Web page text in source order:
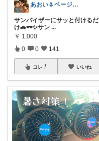
あおい🌷ベージュ好き♡時短アイテム好き
サンバイザーにサッと付けるだ
け🚗🕶️✨サン ...
￥ 1,000
0 0 141
コレ いいね